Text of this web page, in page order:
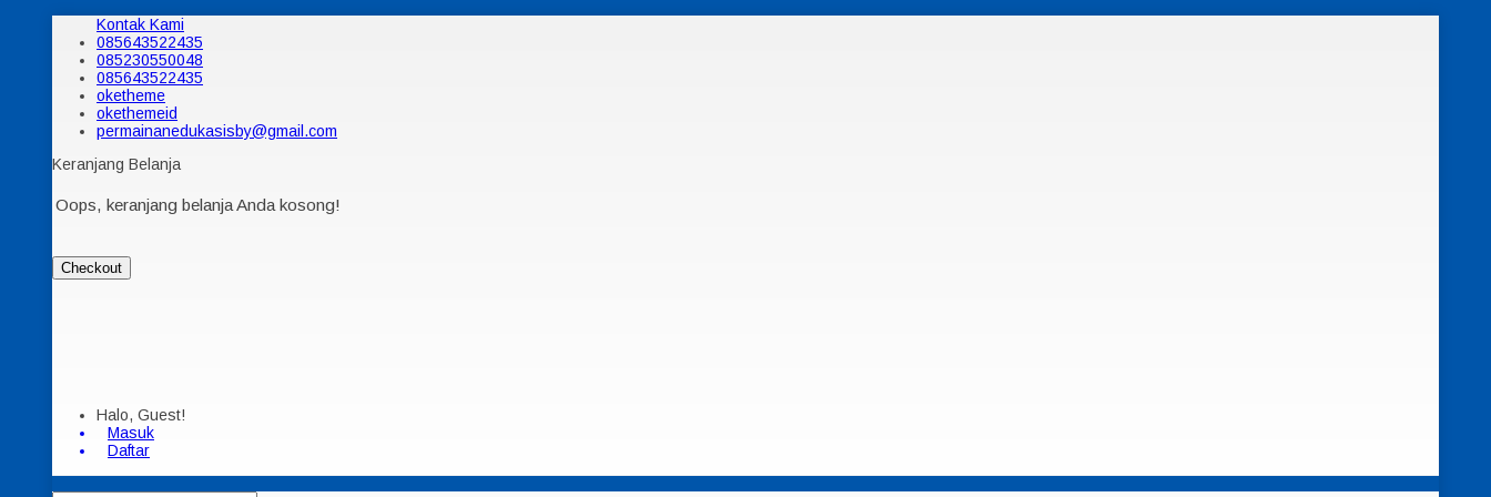
Kontak Kami
085643522435
085230550048
085643522435
oketheme
okethemeid
permainanedukasisby@gmail.com
Keranjang Belanja
Oops, keranjang belanja Anda kosong!
Checkout
Halo, Guest!
Masuk
Daftar